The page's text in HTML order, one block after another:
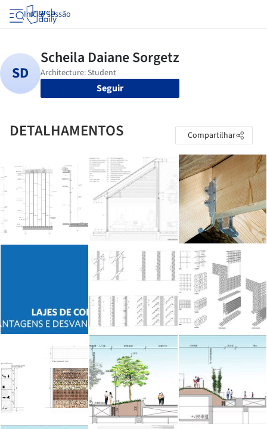
Iniciar sessão
Seguir
DETALHAMENTOS Compartilhar